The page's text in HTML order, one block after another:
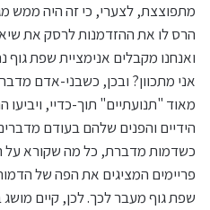
מתפוצצת, לצערי, כי זה היה ממש
הרס לו את ההזדמנות לרסק את שיא
ואנחנו מקבלים אנימציית שפת גוף
אני מתכוון? ובכן, כשבני-אדם
מאוד "תנועתיים" תוך-כדיי,
הידיים והפנים שלהם בעודם
כשדמות מדברת, כל מה שקורא על
פריימים המציגים את הפה של
שפת גוף מעבר לכך. לכן, קיים